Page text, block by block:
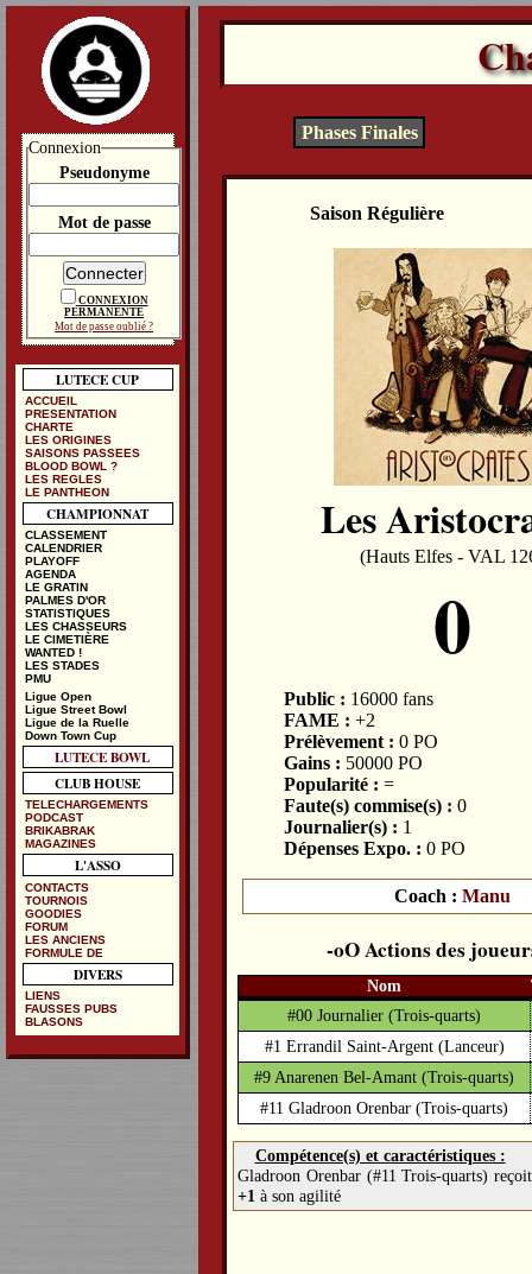
Phases Finales
Saison Régulière
Les
(Hauts Elfes - VAL
0
Public : 16000 fans
FAME : +2
Prélèvement : 0 PO
Gains : 50000 PO
Popularité : =
Faute(s) commise(s) : 0
Journalier(s) : 1
Dépenses Expo. : 0 PO
Coach : Manu
Actions des
Nom
#00 Journalier(Trois-quarts)
#1 Errandil Saint-Argent (Lanceur)
#9 Anarenen Bel-Amant(Trois-quarts)
#11 Gladroon Orenbar(Trois-quarts)
Compétence(s) et caractéristiques :
Gladroon Orenbar (#11 Trois-quarts)
+1 à son agilité
Connexion
Pseudonyme
Mot de passe
CONNEXION
PERMANENTE
Mot de passe oublié ?
LUTECE CUP
ACCUEIL
PRESENTATION
CHARTE
LES ORIGINES
SAISONS PASSEES
BLOOD BOWL ?
LES REGLES
LE PANTHEON
CHAMPIONNAT
CLASSEMENT
CALENDRIER
PLAYOFF
AGENDA
LE GRATIN
PALMES D'OR
STATISTIQUES
LES CHASSEURS
LE CIMETIÈRE
WANTED !
LES STADES
PMU
Ligue Open
Ligue Street Bowl
Ligue de la Ruelle
Down Town Cup
LUTECE BOWL
CLUB HOUSE
TELECHARGEMENTS
PODCAST
BRIKABRAK
MAGAZINES
L'ASSO
CONTACTS
TOURNOIS
GOODIES
FORUM
LES ANCIENS
FORMULE DE
DIVERS
LIENS
FAUSSES PUBS
BLASONS